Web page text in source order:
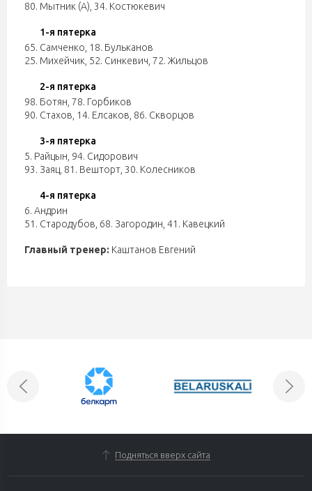
80. Мытник (А) 34. Костюкевич
1-я пятерка
65. Самченко 18. Бульканов
25. Михейчик 52. Синкевич 72. Жильцов
2-я пятерка
98. Ботян 78. Горбиков
90. Стахов 14. Елсаков 86. Скворцов
3-я пятерка
5. Райцын 94. Сидорович
93. Заяц 81. Вешторт 30. Колесников
4-я пятерка
6. Андрин
51. Стародубов 68. Загородин 41. Кавецкий
Главный тренер: Каштанов Евгений
Подняться вверх сайта